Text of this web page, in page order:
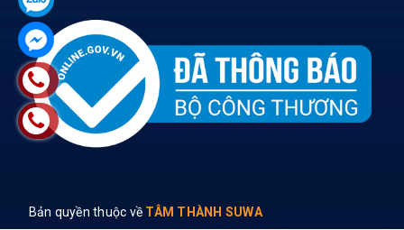
Bản quyền thuộc về TÂM THÀNH SUWA